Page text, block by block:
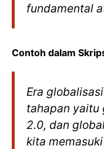
fundamental
Contoh dalam
Era
tahapan yaitu
2.0, dan
kita